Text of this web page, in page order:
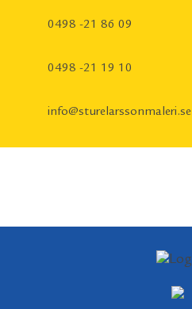
0498 -21 86 09
0498 -21 19 10
info@sturelarssonmaleri.se